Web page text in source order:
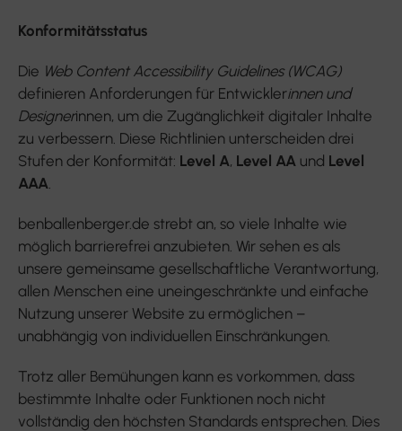
Konformitätsstatus
Die Web Content Accessibility Guidelines (WCAG)
definieren Anforderungen für Entwicklerinnen und
Designerinnen, um die Zugänglichkeit digitaler Inhalte
zu verbessern. Diese Richtlinien unterscheiden drei
Stufen der Konformität: Level A, Level AA und Level
AAA.
benballenberger.de strebt an, so viele Inhalte wie
möglich barrierefrei anzubieten. Wir sehen es als
unsere gemeinsame gesellschaftliche Verantwortung,
allen Menschen eine uneingeschränkte und einfache
Nutzung unserer Website zu ermöglichen –
unabhängig von individuellen Einschränkungen.
Trotz aller Bemühungen kann es vorkommen, dass
bestimmte Inhalte oder Funktionen noch nicht
vollständig den höchsten Standards entsprechen. Dies